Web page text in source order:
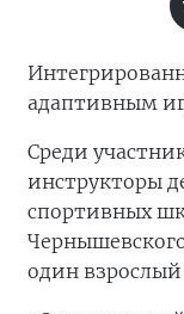
адаптивным
Среди
инструкторы
спортивных
один